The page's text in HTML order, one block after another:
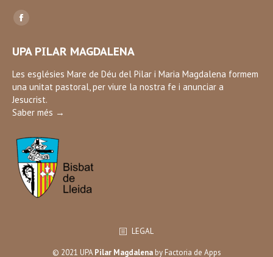
Find us on:
Facebook
opens
in
new
window
UPA PILAR MAGDALENA
Les esglésies Mare de Déu del Pilar i Maria Magdalena formem
una unitat pastoral, per viure la nostra fe i anunciar a
Jesucrist.
Saber més →
LEGAL
© 2021 UPAPilar Magdalenaby Factoria de Apps